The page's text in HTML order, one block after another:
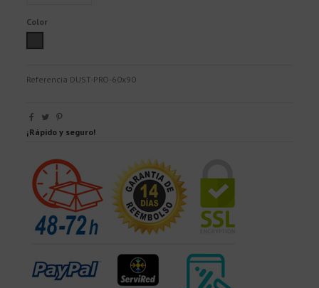
Color
Referencia DUST-PRO-60x90
¡Rápido y seguro!